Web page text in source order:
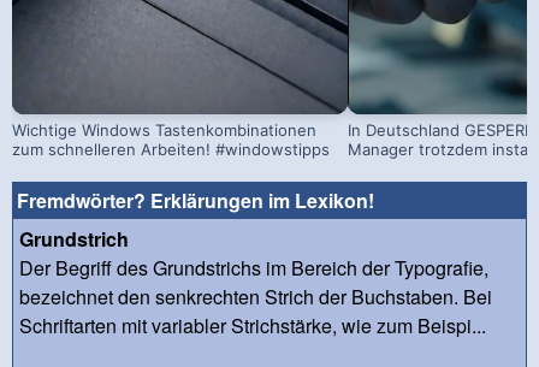
Wichtige Windows Tastenkombinationen
zum schnelleren Arbeiten! #windowstipps
In Deutschland
Manager trotzdem
Fremdwörter? Erklärungen im Lexikon!
Grundstrich
Der Begriff des Grundstrichs im Bereich der Typografie,
bezeichnet den senkrechten Strich der Buchstaben. Bei
Schriftarten mit variabler Strichstärke, wie zum Beispi...